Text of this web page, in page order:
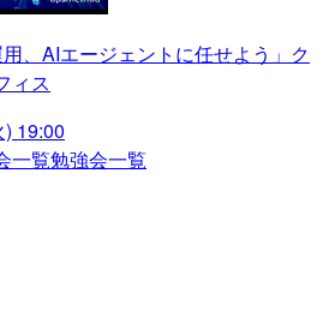
、AIエージェントに任せよう」ク
ィス
19:00
一覧勉強会一覧